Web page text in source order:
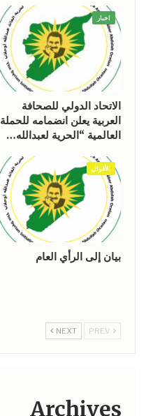
اخبار
الاتحاد الدولي للصحافة
العربية يعلن انضمامه للحملة
العالمية “الحرية لعبدالله…
الأقوال
بيان إلى الرأي العام
NEXT
Archives